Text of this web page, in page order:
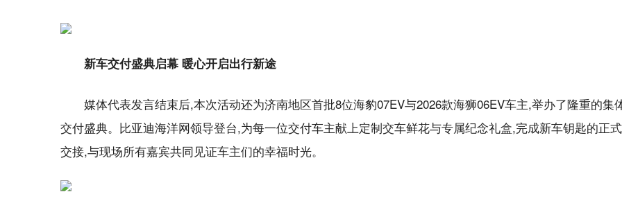
新车交付盛典启幕 暖心开启出行新途
媒体代表发言结束后,本次活动还为济南地区首批8位海豹07EV与2026款海狮06EV车主,举办了隆重的集
交付盛典。比亚迪海洋网领导登台,为每一位交付车主献上定制交车鲜花与专属纪念礼盒,完成新车钥匙的正式
交接,与现场所有嘉宾共同见证车主们的幸福时光。